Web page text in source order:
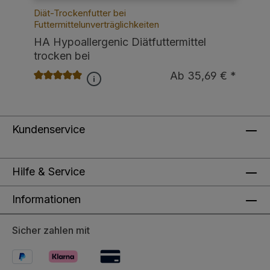
Diät-Trockenfutter bei
Futtermittelunverträglichkeiten
HA Hypoallergenic Diätfuttermittel
trocken bei
Futtermittelunverträglichkeiten
Durchschnittliche Bewertung von 5 von 5 Sternen
Ab 35,69 € *
Kundenservice
Hilfe & Service
Informationen
Sicher zahlen mit